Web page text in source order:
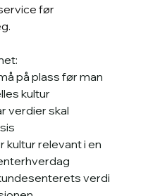
før
på plass før man
kultur
verdier skal
kultur relevant i en
verdi